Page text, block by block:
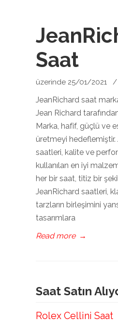
Saat
üzerinde 25/01/2021 /
JeanRichard saat
Jean Richard
Marka, hafif, güçlü ve
üretmeyi hedeflemiştir.
saatleri, kalite ve
kullanılan en iyi
her bir saat, titiz bir
JeanRichard saatleri,
tarzların birleşimini
tasarımlara
Read more →
Saat Satın
Rolex Cellini Saat